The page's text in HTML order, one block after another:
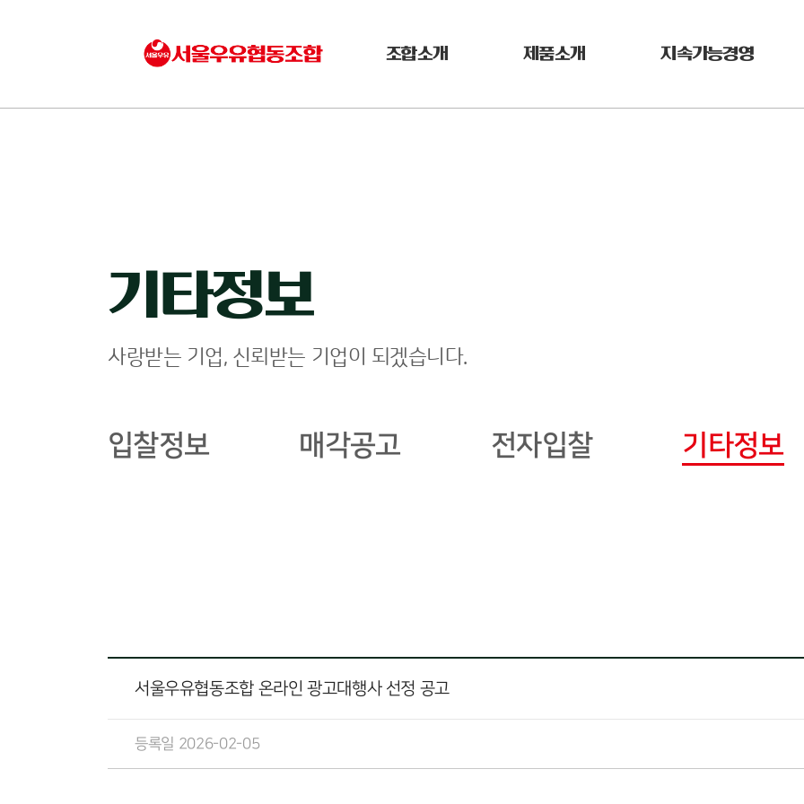
조합소개 제품소개 지속가능경영
기타정보
사랑받는 기업, 신뢰받는 기업이 되겠습니다.
입찰정보 매각공고 전자입찰 기타정보
서울우유협동조합 온라인 광고대행사 선정 공고
등록일 2026-02-05